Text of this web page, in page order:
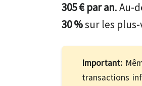
305 € par an. Au-
30 %sur les
Important:
transactions